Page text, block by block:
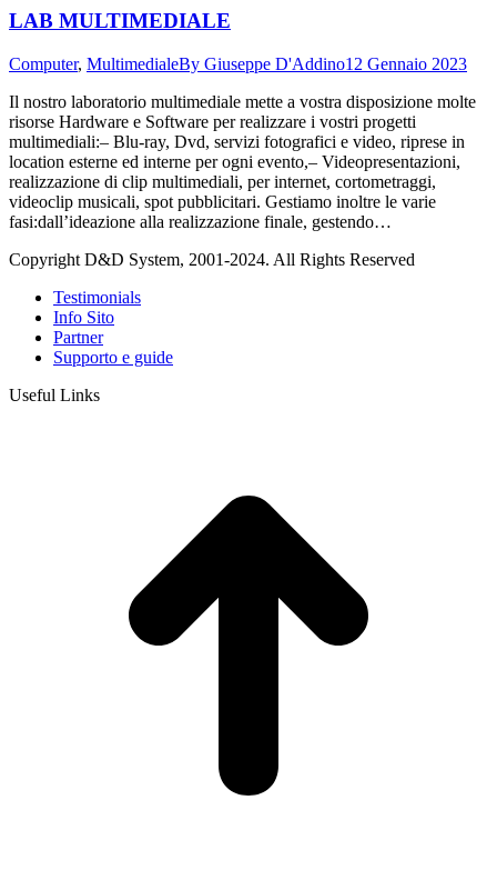
LAB MULTIMEDIALE
Computer, MultimedialeBy Giuseppe D'Addino12 Gennaio 2023
Il nostro laboratorio multimediale mette a vostra disposizione molte
risorse Hardware e Software per realizzare i vostri progetti
multimediali:– Blu-ray, Dvd, servizi fotografici e video, riprese in
location esterne ed interne per ogni evento,– Videopresentazioni,
realizzazione di clip multimediali, per internet, cortometraggi,
videoclip musicali, spot pubblicitari. Gestiamo inoltre le varie
fasi:dall’ideazione alla realizzazione finale, gestendo…
Copyright D&D System, 2001-2024. All Rights Reserved
Testimonials
Info Sito
Partner
Supporto e guide
Useful Links